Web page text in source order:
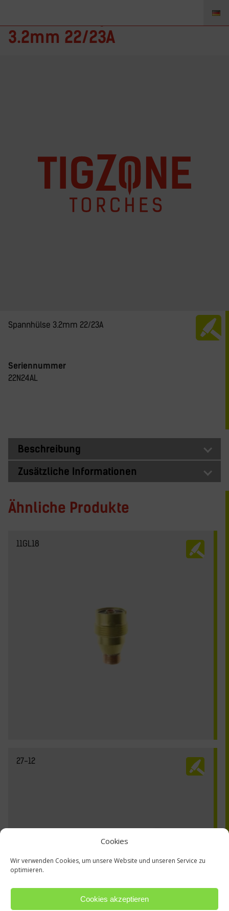
Cookies
Wir verwenden Cookies, um unsere Website und unseren Service zu
optimieren.
Cookies akzeptieren
3.2mm 22/23A
Spannhülse 3.2mm 22/23A
Seriennummer
22N24AL
Beschreibung
Zusätzliche Informationen
Ähnliche Produkte
11GL18
27-12